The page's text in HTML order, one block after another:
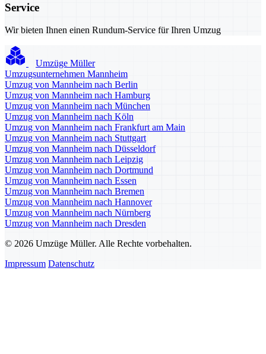
Service
Wir bieten Ihnen einen Rundum-Service für Ihren Umzug
Umzüge Müller
Umzugsunternehmen Mannheim
Umzug von Mannheim nach Berlin
Umzug von Mannheim nach Hamburg
Umzug von Mannheim nach München
Umzug von Mannheim nach Köln
Umzug von Mannheim nach Frankfurt am Main
Umzug von Mannheim nach Stuttgart
Umzug von Mannheim nach Düsseldorf
Umzug von Mannheim nach Leipzig
Umzug von Mannheim nach Dortmund
Umzug von Mannheim nach Essen
Umzug von Mannheim nach Bremen
Umzug von Mannheim nach Hannover
Umzug von Mannheim nach Nürnberg
Umzug von Mannheim nach Dresden
© 2026 Umzüge Müller. Alle Rechte vorbehalten.
Impressum Datenschutz